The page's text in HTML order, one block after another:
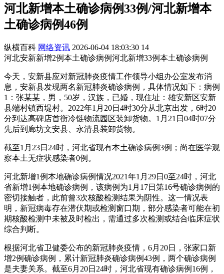
河北新增本土确诊病例33例/河北新增本
土确诊病例46例
纵横百科 网络资讯 2026-06-04 18:03:30 14
河北安新新增2例本土确诊病例河北新增33例本土确诊病例
今天，安新县应对新冠肺炎疫情工作领导小组办公室发布消
息，安新县发现两名新冠肺炎确诊病例，具体情况如下：病例
1：张某某，男，50岁，汉族，已婚，现住址：雄安新区安新
县端村镇西堤村。2022年1月20日4时30分从北京出发，6时20
分到达高碑店首衡冷链物流园区装卸货物。1月21日04时07分
先后到廊坊文安县、永清县装卸货物。
截至1月23日24时，河北省现有本土确诊病例3例；尚在医学观
察本土无症状感染者0例。
河北新增1例本地确诊病例情况2021年1月29日0至24时，河北
省新增1例本地确诊病例，该病例为1月17日第16号确诊病例的
密切接触者，此前曾3次核酸检测结果为阴性。这一情况表
明，新冠病毒存在潜伏期或检测窗口期，部分感染者可能在初
期核酸检测中未被及时检出，需通过多次检测或结合临床症状
综合判断。
根据河北省卫健委公布的新冠肺炎疫情，6月20日，张家口新
增2例确诊病例，累计新冠肺炎确诊病例43例，两个确诊病例
是夫妻关系。截至6月20日24时，河北省现有确诊病例16例，